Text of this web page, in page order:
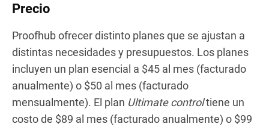
Precio
Proofhub ofrecer distinto planes que se ajustan a
distintas necesidades y presupuestos. Los planes
incluyen un plan esencial a $45 al mes (facturado
anualmente) o $50 al mes (facturado
mensualmente). El plan Ultimate controltiene un
costo de $89 al mes (facturado anualmente) o $99